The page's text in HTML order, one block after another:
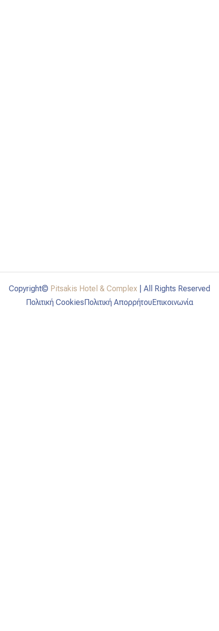
Copyright© Pitsakis Hotel & Complex | All Rights Reserved
Πολιτική CookiesΠολιτική ΑπορρήτουΕπικοινωνία